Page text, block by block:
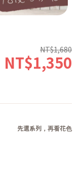
NT$1,680
NT$1,350
先選系列，再看花色